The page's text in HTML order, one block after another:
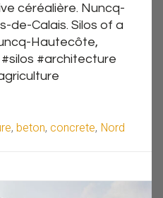
céréalière. Nuncq-
de-Calais. Silos of a
Hautecôte,
#architecture
, beton, concrete, Nord